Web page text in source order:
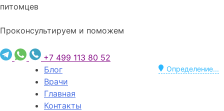
питомцев
Проконсультируем и поможем
+7 499 113 80 52
Определение...
Блог
Врачи
Главная
Контакты